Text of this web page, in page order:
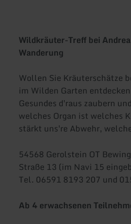
Wildkräuter-Treff bei
Wanderung
Wollen Sie Kräuterschätze
im Wilden Garten
Gesundes d'raus zaubern
welches Organ ist welches
stärkt uns're Abwehr,
54568 Gerolstein OT
Straße 13 (im Navi 15
Tel. 06591 8193 207 und
Ab 4 erwachsenen